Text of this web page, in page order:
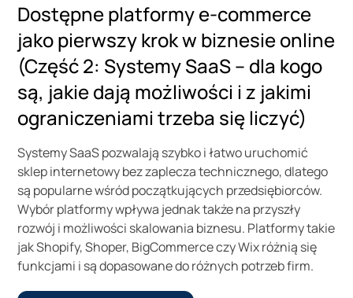
Dostępne platformy e-commerce
jako pierwszy krok w biznesie online
(Część 2: Systemy SaaS – dla kogo
są, jakie dają możliwości i z jakimi
ograniczeniami trzeba się liczyć)
Systemy SaaS pozwalają szybko i łatwo uruchomić
sklep internetowy bez zaplecza technicznego, dlatego
są popularne wśród początkujących przedsiębiorców.
Wybór platformy wpływa jednak także na przyszły
rozwój i możliwości skalowania biznesu. Platformy takie
jak Shopify, Shoper, BigCommerce czy Wix różnią się
funkcjami i są dopasowane do różnych potrzeb firm.